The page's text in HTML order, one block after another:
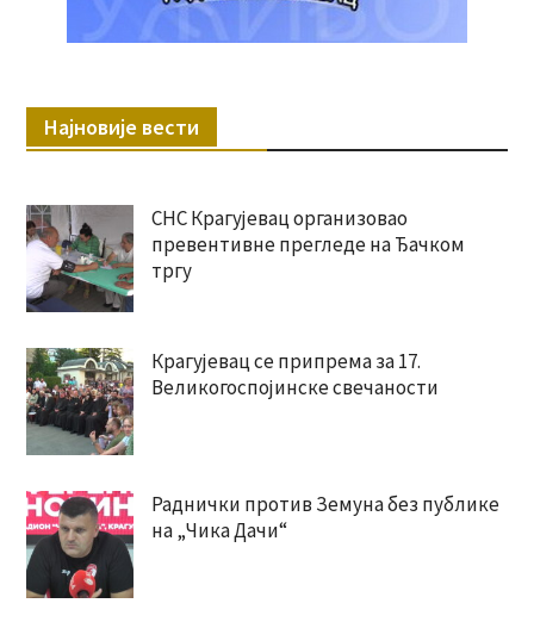
Најновије вести
СНС Крагујевац организовао
превентивне прегледе на Ђачком
тргу
Крагујевац се припрема за 17.
Великогоспојинске свечаности
Раднички против Земуна без публике
на „Чика Дачи“